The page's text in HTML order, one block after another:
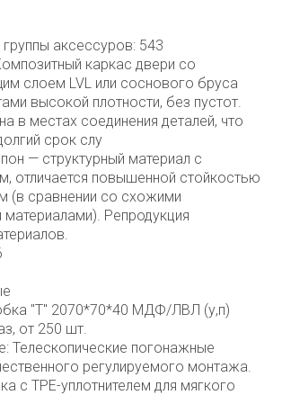
аксессуров: 543
каркас двери со
слоем LVL или соснового бруса
высокой плотности, без пустот.
в местах соединения деталей, что
срок слу
— структурный материал с
отличается повышенной стойкостью
(в сравнении со схожими
Репродукция
"Т" 2070*70*40 МДФ/ЛВЛ (у,п)
от 250 шт.
Телескопические погонажные
регулируемого монтажа.
с TPE-уплотнителем для мягкого